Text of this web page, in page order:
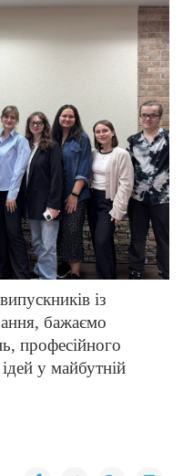
із
бажаємо
професійного
ідей у майбутній